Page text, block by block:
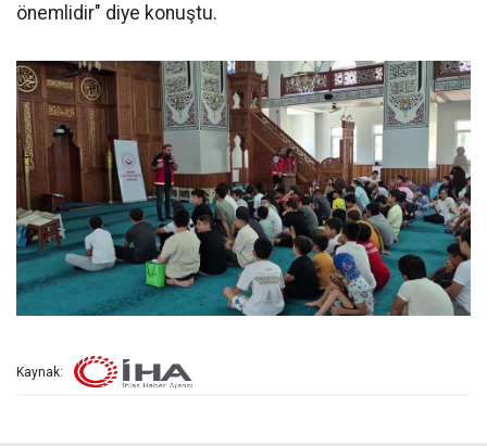
önemlidir" diye konuştu.
Kaynak: